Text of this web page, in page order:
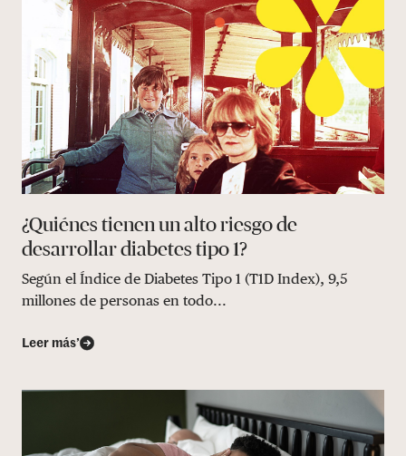
¿Quiénes tienen un alto riesgo de
desarrollar diabetes tipo 1?
Según el Índice de Diabetes Tipo 1 (T1D Index), 9,5
millones de personas en todo...
Leer más’